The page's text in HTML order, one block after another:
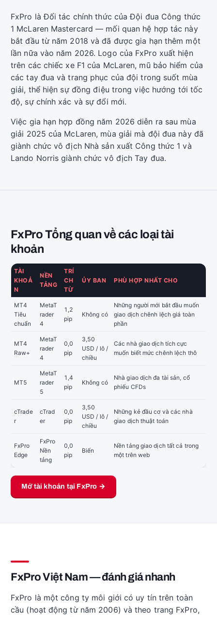
FxPro là Đối tác chính thức của Đội đua Công thức
1 McLaren Mastercard — mối quan hệ hợp tác này
bắt đầu từ năm 2018 và đã được gia hạn thêm một
lần nữa vào năm 2026. Logo của FxPro xuất hiện
trên các chiếc xe F1 của McLaren, mũ bảo hiểm của
các tay đua và trang phục của đội trong suốt mùa
giải, thể hiện sự đồng điệu trong việc hướng tới tốc
độ, sự chính xác và sự đổi mới.
Việc gia hạn hợp đồng năm 2026 diễn ra sau mùa
giải 2025 của McLaren, mùa giải mà đội đua này đã
giành chức vô địch Nhà sản xuất Công thức 1 và
Lando Norris giành chức vô địch Tay đua.
FxPro Tổng quan về các loại tài
khoản
TÀI
KHOẢ
N
NỀN
TẢNG
TRÍ
CH
TỪ
ỦY BAN PHÙ HỢP NHẤT CHO
MT4
Tiêu
chuẩn
MetaT
rader
4
1,2
pip
Không có
Những người mới bắt đầu muốn
giao dịch chênh lệch giá toàn
phần
MT4
Raw+
MetaT
rader
4
0,0
pip
3,50
USD / lô /
chiều
Các nhà giao dịch tích cực
muốn biết mức chênh lệch thô
MT5
MetaT
rader
5
1,4
pip
Không có
Nhà giao dịch đa tài sản, cổ
phiếu CFDs
cTrade
r
cTrad
er
0,0
pip
3,50
USD / lô /
chiều
Những kẻ đầu cơ và các nhà
giao dịch thuật toán
FxPro
Edge
FxPro
Nền
tảng
0,0
pip
Biến
Nền tảng giao dịch tất cả trong
một trên web
Mở tài khoản tại FxPro →
FxPro Việt Nam — đánh giá nhanh
FxPro là một công ty môi giới có uy tín trên toàn
cầu (hoạt động từ năm 2006) và theo trang FxPro,